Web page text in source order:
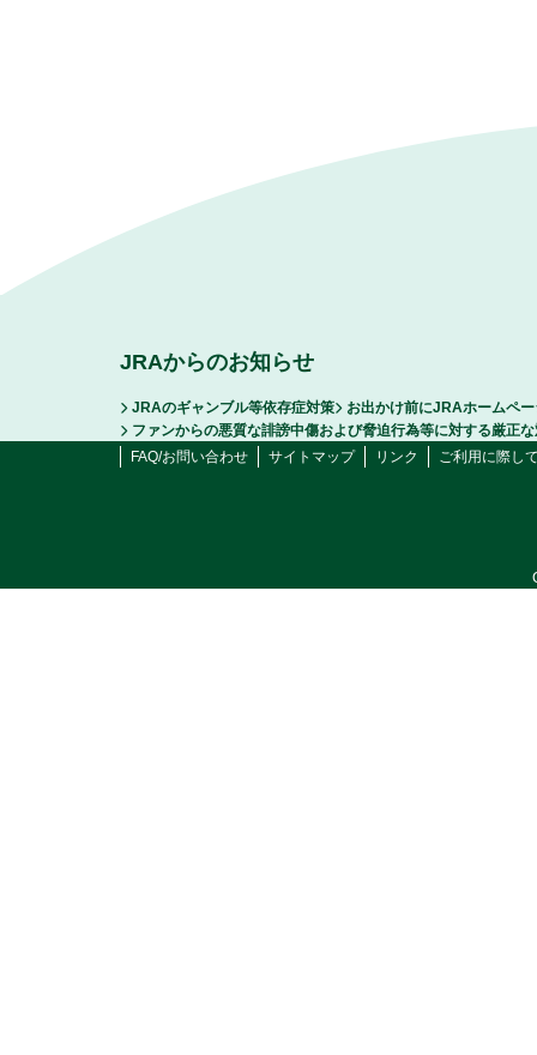
JRAからのお知らせ
JRAのギャンブル等依存症対策
お出かけ前にJRAホームペ
ファンからの悪質な誹謗中傷および脅迫行為等に対する厳正
FAQ/お問い合わせ
サイトマップ リンク ご利用に際し